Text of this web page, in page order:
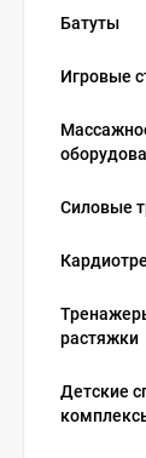
Батуты
Игровые
Силовые
растяжки
Детские